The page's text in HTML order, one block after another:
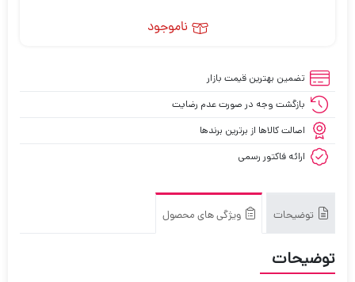
ناموجود
تضمین بهترین قیمت بازار
بازگشت وجه در صورت عدم رضایت
اصالت کالاها از برترین برندها
ارائه فاکتور رسمی
توضیحات ویژگی های محصول
توضیحات